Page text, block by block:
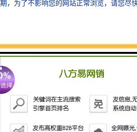
式、四连杆式、立辊式等其原理是采用
一般在皮带输送机总长度较短时或皮带
长皮带输送机好不采用此方法，因为调心